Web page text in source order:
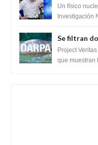
ayudado
prueba del
Un físico
Investigación
Se filtran
muestran
SARS-
Project
que muestran